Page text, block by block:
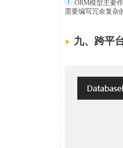
ORM模型主要
需要编写冗余复杂
九、跨平